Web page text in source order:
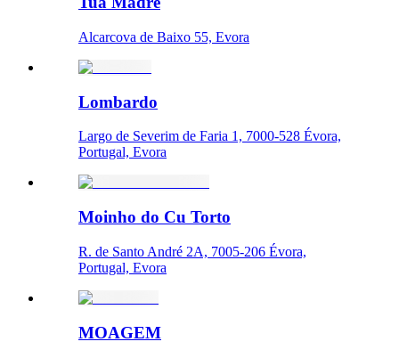
Alcarcova de Baixo 55, Evora
Lombardo
Largo de Severim de Faria 1, 7000-528 Évora,
Portugal, Evora
Moinho do Cu Torto
R. de Santo André 2A, 7005-206 Évora,
Portugal, Evora
MOAGEM